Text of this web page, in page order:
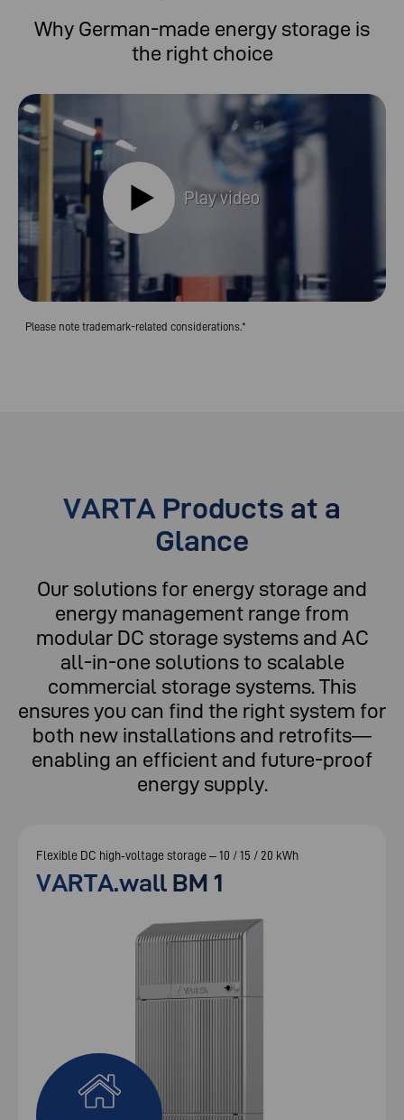
Why German-made energy storage is
the right choice
Play video
Please note trademark-related considerations.*
VARTA Products at a
Glance
Our solutions for energy storage and
energy management range from
modular DC storage systems and AC
all-in-one solutions to scalable
commercial storage systems. This
ensures you can find the right system for
both new installations and retrofits—
enabling an efficient and future-proof
energy supply.
Flexible DC high‑voltage storage – 10 / 15 / 20 kWh
VARTA.wall BM 1